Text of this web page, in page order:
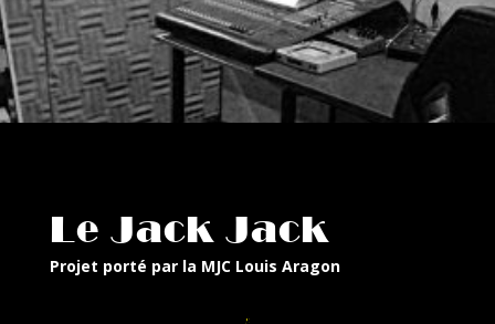
Le Jack Jack
Projet porté par la MJC Louis Aragon